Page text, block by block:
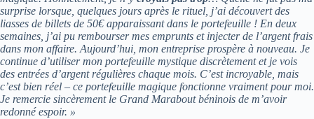
surprise lorsque, quelques jours après le rituel, j’ai découvert des
liasses de billets de 50€ apparaissant dans le portefeuille ! En deux
semaines, j’ai pu rembourser mes emprunts et injecter de l’argent frais
dans mon affaire. Aujourd’hui, mon entreprise prospère à nouveau. Je
continue d’utiliser mon portefeuille mystique discrètement et je vois
des entrées d’argent régulières chaque mois. C’est incroyable, mais
c’est bien réel – ce portefeuille magique fonctionne vraiment pour moi.
Je remercie sincèrement le Grand Marabout béninois de m’avoir
redonné espoir. »